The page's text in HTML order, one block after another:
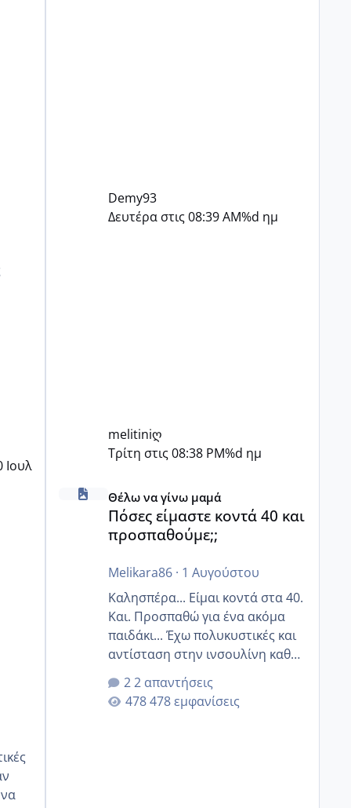
Ιουλ
Demy93
Δευτέρα στις 08:39 AM%d ημ
melitiniღ
Τρίτη στις 08:38 PM%d ημ
Πόσες είμαστε κοντά 40 και προσπαθούμε;;
Θέλω να γίνω μαμά
Πόσες είμαστε κοντά 40 και
προσπαθούμε;;
Melikara86· 1 Αυγούστου
Καλησπέρα... Είμαι κοντά στα 40.
Και. Προσπαθώ για ένα ακόμα
παιδάκι... Έχω πολυκυστικές και
αντίσταση στην ινσουλίνη καθώς
και χάσιμοτο! Έχω λίγα κιλά
παραπάνω και όσο κ αν
προσπαθώ δεν χάνω εύκολα!
2 απαντήσεις
478 εμφανίσεις